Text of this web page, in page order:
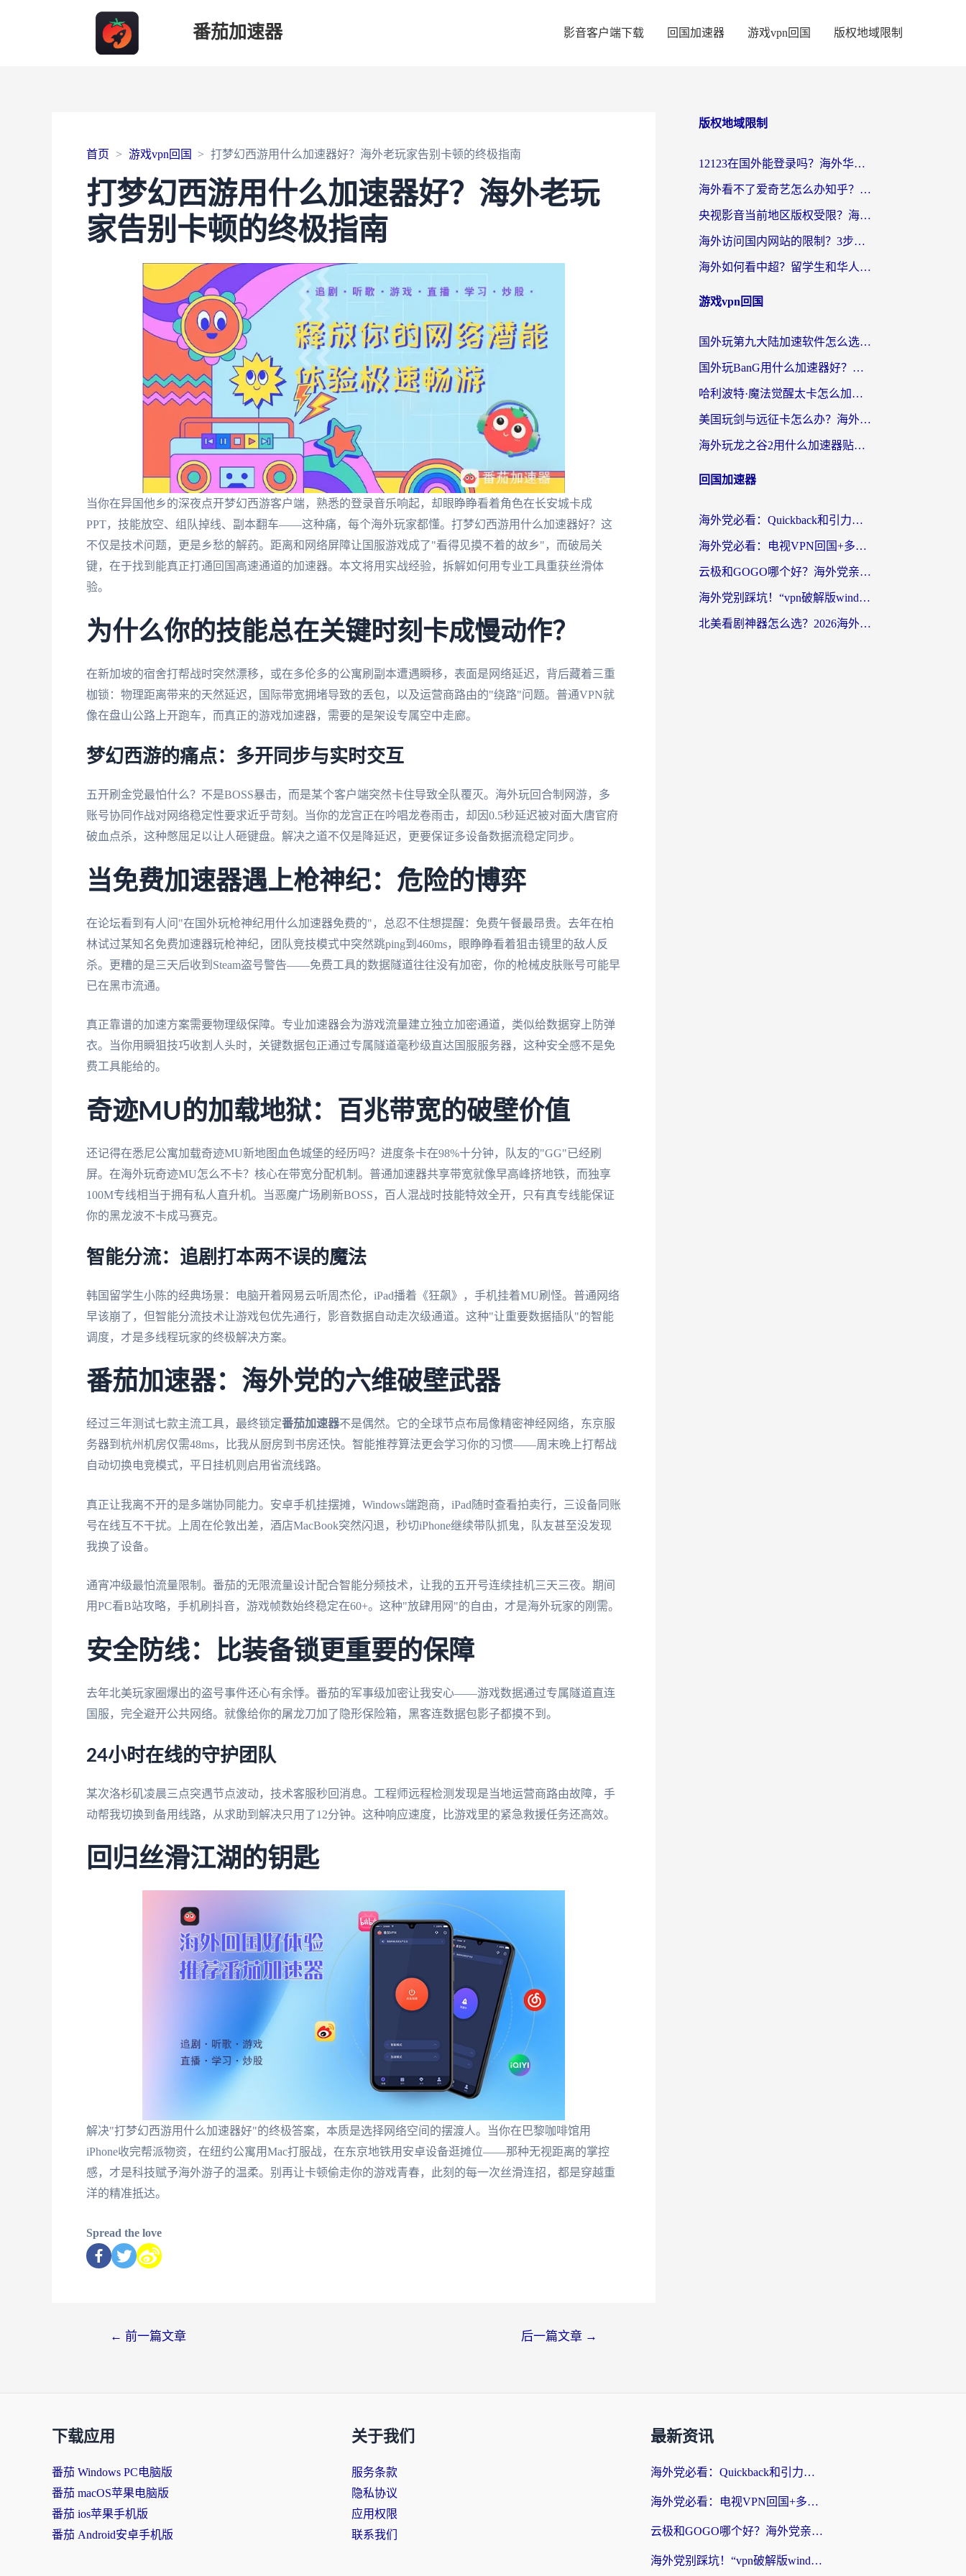
番茄加速器 影音客户端下载 回国加速器 游戏vpn回国 版权地域限制
首页 游戏vpn回国 打梦幻西游用什么加速器好？海外老玩家告别卡顿的终极指南
打梦幻西游用什么加速器好？海外老玩
家告别卡顿的终极指南
当你在异国他乡的深夜点开梦幻西游客户端，熟悉的登录音乐响起，却眼睁睁看着角色在长安城卡成
PPT，技能放空、组队掉线、副本翻车——这种痛，每个海外玩家都懂。打梦幻西游用什么加速器好？这
不仅是技术问题，更是乡愁的解药。距离和网络屏障让国服游戏成了"看得见摸不着的故乡"，而破局关
键，在于找到能真正打通回国高速通道的加速器。本文将用实战经验，拆解如何用专业工具重获丝滑体
验。
为什么你的技能总在关键时刻卡成慢动作？
在新加坡的宿舍打帮战时突然漂移，或在多伦多的公寓刷副本遭遇瞬移，表面是网络延迟，背后藏着三重
枷锁：物理距离带来的天然延迟，国际带宽拥堵导致的丢包，以及运营商路由的"绕路"问题。普通VPN就
像在盘山公路上开跑车，而真正的游戏加速器，需要的是架设专属空中走廊。
梦幻西游的痛点：多开同步与实时交互
五开刷金党最怕什么？不是BOSS暴击，而是某个客户端突然卡住导致全队覆灭。海外玩回合制网游，多
账号协同作战对网络稳定性要求近乎苛刻。当你的龙宫正在吟唱龙卷雨击，却因0.5秒延迟被对面大唐官府
破血点杀，这种憋屈足以让人砸键盘。解决之道不仅是降延迟，更要保证多设备数据流稳定同步。
当免费加速器遇上枪神纪：危险的博弈
在论坛看到有人问"在国外玩枪神纪用什么加速器免费的"，总忍不住想提醒：免费午餐最昂贵。去年在柏
林试过某知名免费加速器玩枪神纪，团队竞技模式中突然跳ping到460ms，眼睁睁看着狙击镜里的敌人反
杀。更糟的是三天后收到Steam盗号警告——免费工具的数据隧道往往没有加密，你的枪械皮肤账号可能早
已在黑市流通。
真正靠谱的加速方案需要物理级保障。专业加速器会为游戏流量建立独立加密通道，类似给数据穿上防弹
衣。当你用瞬狙技巧收割人头时，关键数据包正通过专属隧道毫秒级直达国服服务器，这种安全感不是免
费工具能给的。
奇迹MU的加载地狱：百兆带宽的破壁价值
还记得在悉尼公寓加载奇迹MU新地图血色城堡的经历吗？进度条卡在98%十分钟，队友的"GG"已经刷
屏。在海外玩奇迹MU怎么不卡？核心在带宽分配机制。普通加速器共享带宽就像早高峰挤地铁，而独享
100M专线相当于拥有私人直升机。当恶魔广场刷新BOSS，百人混战时技能特效全开，只有真专线能保证
你的黑龙波不卡成马赛克。
智能分流：追剧打本两不误的魔法
韩国留学生小陈的经典场景：电脑开着网易云听周杰伦，iPad播着《狂飙》，手机挂着MU刷怪。普通网络
早该崩了，但智能分流技术让游戏包优先通行，影音数据自动走次级通道。这种"让重要数据插队"的智能
调度，才是多线程玩家的终极解决方案。
番茄加速器：海外党的六维破壁武器
经过三年测试七款主流工具，最终锁定番茄加速器不是偶然。它的全球节点布局像精密神经网络，东京服
务器到杭州机房仅需48ms，比我从厨房到书房还快。智能推荐算法更会学习你的习惯——周末晚上打帮战
自动切换电竞模式，平日挂机则启用省流线路。
真正让我离不开的是多端协同能力。安卓手机挂摆摊，Windows端跑商，iPad随时查看拍卖行，三设备同账
号在线互不干扰。上周在伦敦出差，酒店MacBook突然闪退，秒切iPhone继续带队抓鬼，队友甚至没发现
我换了设备。
通宵冲级最怕流量限制。番茄的无限流量设计配合智能分频技术，让我的五开号连续挂机三天三夜。期间
用PC看B站攻略，手机刷抖音，游戏帧数始终稳定在60+。这种"放肆用网"的自由，才是海外玩家的刚需。
安全防线：比装备锁更重要的保障
去年北美玩家圈爆出的盗号事件还心有余悸。番茄的军事级加密让我安心——游戏数据通过专属隧道直连
国服，完全避开公共网络。就像给你的屠龙刀加了隐形保险箱，黑客连数据包影子都摸不到。
24小时在线的守护团队
某次洛杉矶凌晨三点突遇节点波动，技术客服秒回消息。工程师远程检测发现是当地运营商路由故障，手
动帮我切换到备用线路，从求助到解决只用了12分钟。这种响应速度，比游戏里的紧急救援任务还高效。
回归丝滑江湖的钥匙
解决"打梦幻西游用什么加速器好"的终极答案，本质是选择网络空间的摆渡人。当你在巴黎咖啡馆用
iPhone收完帮派物资，在纽约公寓用Mac打服战，在东京地铁用安卓设备逛摊位——那种无视距离的掌控
感，才是科技赋予海外游子的温柔。别再让卡顿偷走你的游戏青春，此刻的每一次丝滑连招，都是穿越重
洋的精准抵达。
Spread the love
← 前一篇文章 后一篇文章 →
版权地域限制
12123在国外能登录吗？海外华人亲测有效的回国加速器选择指南
海外看不了爱奇艺怎么办知乎？留学生亲测有效的回国加速方案
央视影音当前地区版权受限？海外党看国内剧、追电视台的终极解决方案
海外访问国内网站的限制？3步教你无缝解锁国内资源（附实测最优工具）
海外如何看中超？留学生和华人的体育赛事观看终极指南（附欧洲杯奥运会观看技巧）
游戏vpn回国
国外玩第九大陆加速软件怎么选？2026终极指南帮你告别延迟卡顿
国外玩BanG用什么加速器好？海外玩家亲测的国服游戏加速终极方案
哈利波特·魔法觉醒太卡怎么加速？海外党亲测有效的国服游戏加速指南
美国玩剑与远征卡怎么办？海外党亲测有效的国服游戏加速指南
海外玩龙之谷2用什么加速器贴吧？老玩家实测推荐，附新加坡猎魂觉醒国外剑与远征加速攻略
回国加速器
海外党必看：Quickback和引力好用吗？3分钟搞懂回国加速器怎么选
海外党必看：电视VPN回国+多设备无缝访问国内资源的实用指南
云极和GOGO哪个好？海外党亲测回国加速器选择指南（附iOS免费&Windows VPN实用技巧）
海外党别踩坑！“vpn破解版windows”真的能用？教你选对回国加速器无缝刷国内资源
北美看剧神器怎么选？2026海外华人无缝访问国内资源全攻略
下载应用
番茄 Windows PC电脑版
番茄 macOS苹果电脑版
番茄 ios苹果手机版
番茄 Android安卓手机版
关于我们
服务条款
隐私协议
应用权限
联系我们
最新资讯
海外党必看：Quickback和引力好用吗？3分钟搞懂回国加速器怎么选
海外党必看：电视VPN回国+多设备无缝访问国内资源的实用指南
云极和GOGO哪个好？海外党亲测回国加速器选择指南（附iOS免费&Windows VPN实用技巧）
海外党别踩坑！“vpn破解版windows”真的能用？教你选对回国加速器无缝刷国内资源